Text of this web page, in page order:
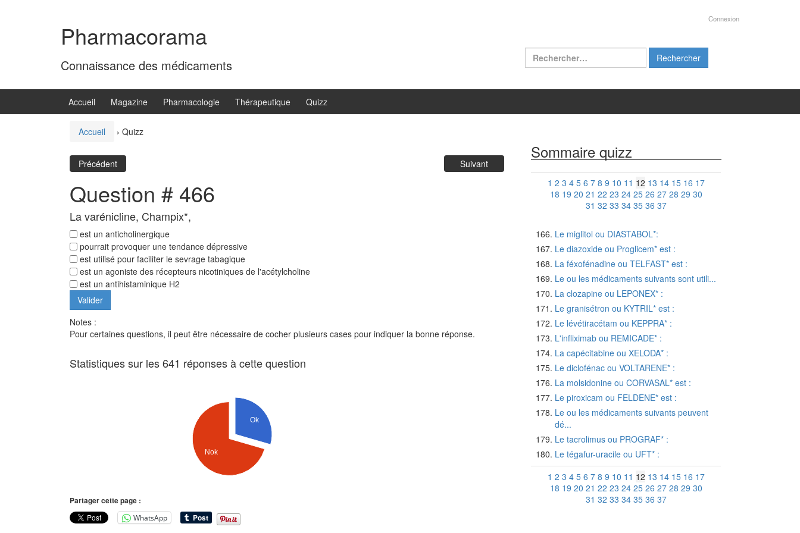
Pharmacorama
Connaissance des médicaments
Connexion
Rechercher :
Accueil Magazine Pharmacologie Thérapeutique Quizz
Accueil › Quizz
Précédent Suivant
Question # 466
La varénicline, Champix*,
est un anticholinergique
pourrait provoquer une tendance dépressive
est utilisé pour faciliter le sevrage tabagique
est un agoniste des récepteurs nicotiniques de l'acétylcholine
est un antihistaminique H2
Notes :
Pour certaines questions, il peut être nécessaire de cocher plusieurs cases pour indiquer la bonne réponse.
Statistiques sur les 641 réponses à cette question
Ok
Nok
Partager cette page :
WhatsApp
Sommaire quizz
1 2 3 4 5 6 7 8 9 10 11 12 13 14 15 16 17
18 19 20 21 22 23 24 25 26 27 28 29 30
31 32 33 34 35 36 37
Le miglitol ou DIASTABOL*:
Le diazoxide ou Proglicem* est :
La féxofénadine ou TELFAST* est :
Le ou les médicaments suivants sont utili...
La clozapine ou LEPONEX* :
Le granisétron ou KYTRIL* est :
Le lévétiracétam ou KEPPRA* :
L'infliximab ou REMICADE* :
La capécitabine ou XELODA* :
Le diclofénac ou VOLTARENE* :
La molsidonine ou CORVASAL* est :
Le piroxicam ou FELDENE* est :
Le ou les médicaments suivants peuvent
dé...
Le tacrolimus ou PROGRAF* :
Le tégafur-uracile ou UFT* :
1 2 3 4 5 6 7 8 9 10 11 12 13 14 15 16 17
18 19 20 21 22 23 24 25 26 27 28 29 30
31 32 33 34 35 36 37